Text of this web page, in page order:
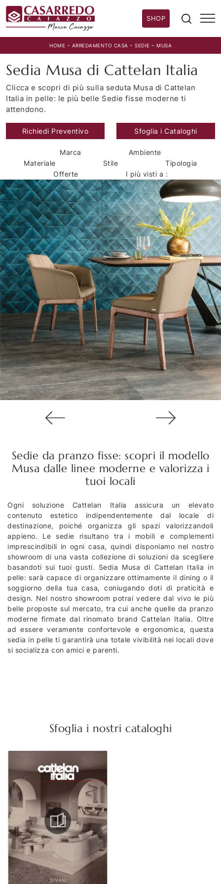
SHOP
HOME - ARREDAMENTO CASA - SEDIE - MUSA
Sedia Musa di Cattelan Italia
Clicca e scopri di più sulla seduta Musa di Cattelan
Italia in pelle: le più belle Sedie fisse moderne ti
attendono.
Richiedi Preventivo Sfoglia i Cataloghi
Marca
Ambiente
Materiale
Stile
Tipologia
Offerte
I più visti a :
Sedie da pranzo fisse: scopri il modello
Musa dalle linee moderne e valorizza i
tuoi locali
Ogni soluzione Cattelan Italia assicura un elevato
contenuto estetico indipendentemente dal locale di
destinazione, poiché organizza gli spazi valorizzandoli
appieno. Le sedie risultano tra i mobili e complementi
imprescindibili in ogni casa, quindi disponiamo nel nostro
showroom di una vasta collezione di soluzioni da scegliere
basandoti sui tuoi gusti. Sedia Musa di Cattelan Italia in
pelle: sarà capace di organizzare ottimamente il dining o il
soggiorno della tua casa, coniugando doti di praticità e
design. Nel nostro showroom potrai vedere dal vivo le più
belle proposte sul mercato, tra cui anche quelle da pranzo
moderne firmate dal rinomato brand Cattelan Italia. Oltre
ad essere veramente confortevole e ergonomica, questa
sedia in pelle ti garantirà una totale vivibilità nei locali dove
si socializza con amici e parenti.
Sfoglia i nostri cataloghi